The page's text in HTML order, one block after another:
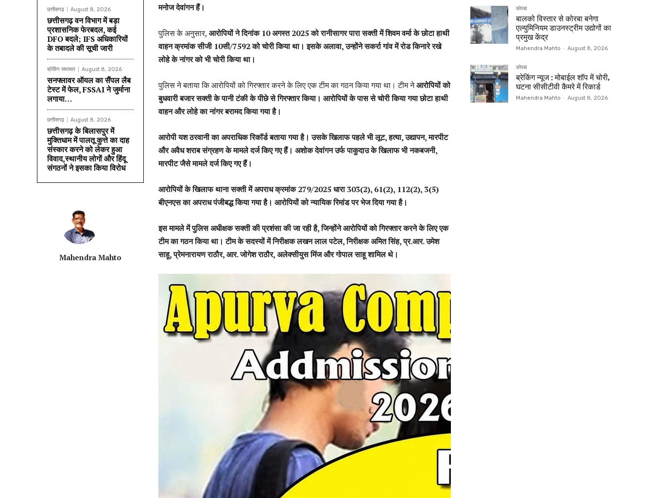
छत्तीसगढ़ August 8, 2026
छत्तीसगढ़ वन विभाग में बड़ा
प्रशासनिक फेरबदल, कई
DFO बदले; IFS अधिकारियों
के तबादले की सूची जारी
ब्रेकिंग समाचार August 8, 2026
सनफ्लावर ऑयल का सैंपल लैब
टेस्ट में फेल, FSSAI ने जुर्माना
लगाया…
छत्तीसगढ़ August 8, 2026
छत्तीसगढ़ के बिलासपुर में
मुक्तिधाम में पालतू कुत्ते का दाह
संस्कार करने को लेकर हुआ
विवाद,स्थानीय लोगों और हिंदू
संगठनों ने इसका किया विरोध
Mahendra Mahto
मनोज देवांगन हैं।
पुलिस के अनुसार, आरोपियों ने दिनांक 10 अगस्त 2025 को रानीसागर पारा सक्ती में शिवम वर्मा के छोटा हाथी
वाहन क्रमांक सीजी 10सी/7592 को चोरी किया था। इसके अलावा, उन्होंने सकर्रा गांव में रोड किनारे रखे
लोहे के नांगर को भी चोरी किया था।
पुलिस ने बताया कि आरोपियों को गिरफ्तार करने के लिए एक टीम का गठन किया गया था। टीम नेआरोपियों को
बुधवारी बजार सक्ती के पानी टंकी के पीछे से गिरफ्तार किया। आरोपियों के पास से चोरी किया गया छोटा हाथी
वाहन और लोहे का नांगर बरामद किया गया है।
आरोपी यश ठरवानी का अपराधिक रिकॉर्ड बताया गया है। उसके खिलाफ पहले भी लूट, हत्या, उद्यापन, मारपीट
और अवैध शराब संग्रहण के मामले दर्ज किए गए हैं। अशोक देवांगन उर्फ पाकुदाउ के खिलाफ भी नकबजनी,
मारपीट जैसे मामले दर्ज किए गए हैं।
आरोपियों के खिलाफ थाना सक्ती में अपराध क्रमांक 279/2025 धारा 303(2), 61(2), 112(2), 3(5)
बीएनएस का अपराध पंजीबद्ध किया गया है। आरोपियों को न्यायिक रिमांड पर भेज दिया गया है।
इस मामले में पुलिस अधीक्षक सक्ती की प्रशंसा की जा रही है, जिन्होंने आरोपियों को गिरफ्तार करने के लिए एक
टीम का गठन किया था। टीम के सदस्यों में निरीक्षक लखन लाल पटेल, निरीक्षक अमित सिंह, प्र.आर. उमेश
साहू, प्रेमनारायण राठौर, आर. जोगेश राठौर, अलेक्सीयुस मिंज और गोपाल साहू शामिल थे।
कोरबा
बालको विस्तार से कोरबा बनेगा
एल्युमिनियम डाउनस्ट्रीम उद्योगों का
प्रमुख केंद्र
Mahendra Mahto - August 8, 2026
कोरबा
ब्रेकिंग न्यूज : मोबाईल शॉप में चोरी,
घटना सीसीटीवी कैमरे में रिकार्ड
Mahendra Mahto - August 8, 2026